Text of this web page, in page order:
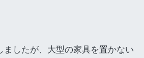
ましたが、大型の家具を置かない